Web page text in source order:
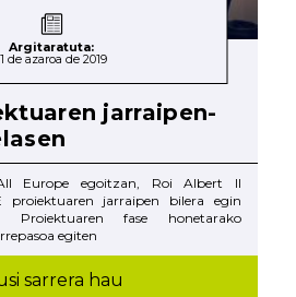
Argitaratuta:
de azaroa de 2019
jarraipen-
Europe egoitzan, Roi Albert II
proiektuaren jarraipen bilera egin
Proiektuaren fase honetarako
egiten
sarrera hau